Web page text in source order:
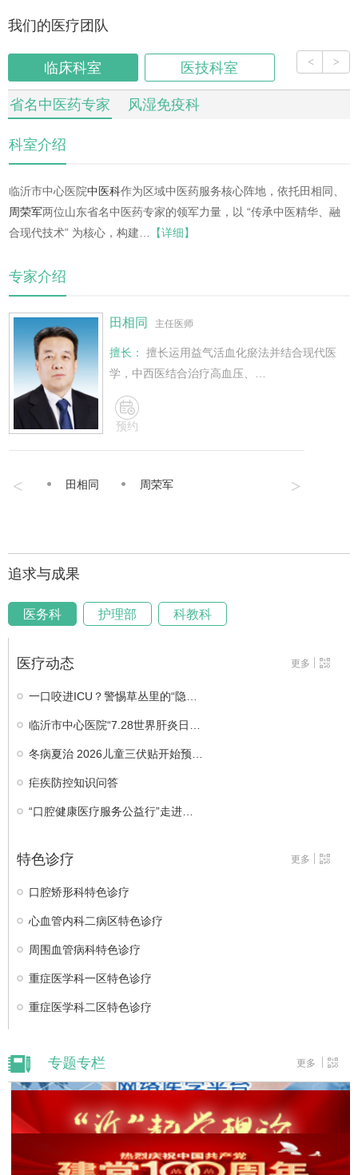
我们的医疗团队
临床科室 医技科室
省名中医药专家 风湿免疫科
< >
科室介绍
临沂市中心医院中医科作为区域中医药服务核心阵地，依托田相同、
周荣军两位山东省名中医药专家的领军力量，以 “传承中医精华、融
合现代技术” 为核心，构建…
【详细】
专家介绍
田相同 主任医师
擅长：
擅长运用益气活血化瘀法并结合现代医
学，中西医结合治疗高血压、…
预约
田相同 周荣军
< >
追求与成果
医务科 护理部 科教科
更多
医疗动态
一口咬进ICU？警惕草丛里的“隐…
临沂市中心医院“7.28世界肝炎日…
冬病夏治 2026儿童三伏贴开始预…
疟疾防控知识问答
“口腔健康医疗服务公益行”走进…
更多
特色诊疗
口腔矫形科特色诊疗
心血管内科二病区特色诊疗
周围血管病科特色诊疗
重症医学科一区特色诊疗
重症医学科二区特色诊疗
更多
专题专栏